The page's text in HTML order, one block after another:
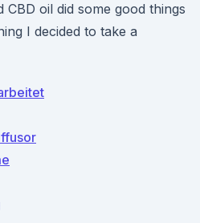
CBD oil did some good things
I decided to take a